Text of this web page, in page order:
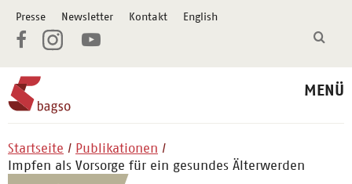
Presse Newsletter Kontakt English
MENÜ
Startseite
Publikationen
Impfen als Vorsorge für ein gesundes Älterwerden